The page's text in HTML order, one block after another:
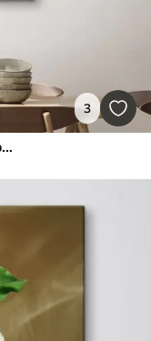
3
Paneles redondos con ramitas secas y bolas mullidas